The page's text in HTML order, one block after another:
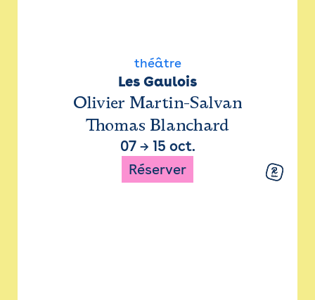
théâtre
Les Gaulois
Olivier Martin-Salvan
Thomas Blanchard
07→ 15 oct.
Réserver